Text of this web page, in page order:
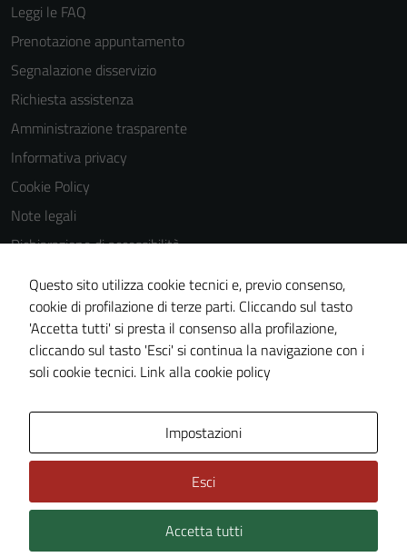
Leggi le FAQ
Prenotazione appuntamento
Segnalazione disservizio
Richiesta assistenza
Amministrazione trasparente
Informativa privacy
Cookie Policy
Note legali
Dichiarazione di accessibilità
Dichiarazione di accessibilità Servizi
Whistleblowing
Piano di miglioramento del sito
Area riservata
Technical Design s.r.l.
Questo sito utilizza cookie tecnici e, previo consenso,
cookie di profilazione di terze parti. Cliccando sul tasto
'Accetta tutti' si presta il consenso alla profilazione,
cliccando sul tasto 'Esci' si continua la navigazione con i
soli cookie tecnici. Link alla cookie policy
Impostazioni
Esci
Accetta tutti